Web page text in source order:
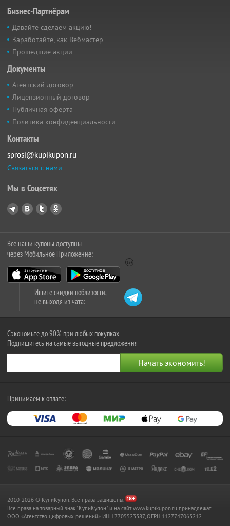
Бизнес-Партнёрам
Давайте сделаем акцию!
Заработайте, как Вебмастер
Прошедшие акции
Документы
Агентский договор
Лицензионный договор
Публичная оферта
Политика конфиденциальности
Контакты
sprosi@kupikupon.ru
Связаться с нами
Мы в Соцсетях
Все наши купоны доступны
через Мобильное Приложение:
Ищите скидки поблизости,
не выходя из чата:
Сэкономьте до 90% при любых покупках
Подпишитесь на самые выгодные предложения
Принимаем к оплате:
2010-2026 © КупиКупон. Все права защищены.
Все права на товарный знак "КупиКупон" и на сайт www.kupikupon.ru принадлежат
OOO «Агентство цифровых решений» ИНН 7705523387, ОГРН 1127747063212